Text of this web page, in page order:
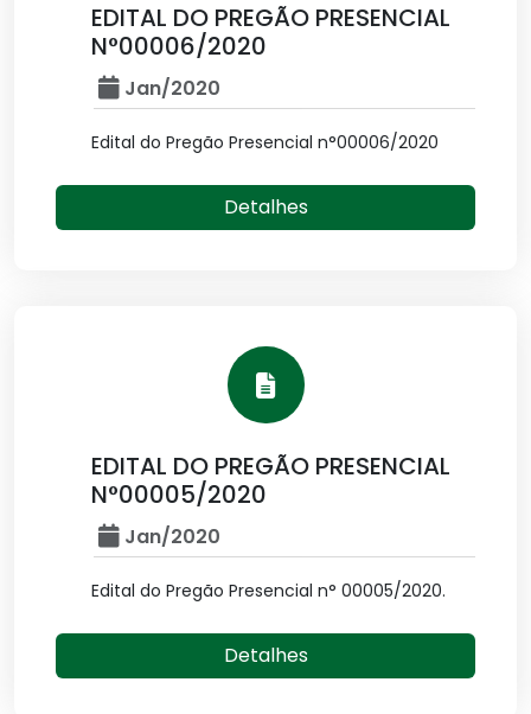
EDITAL DO PREGÃO PRESENCIAL
N°00006/2020
Jan/2020
Edital do Pregão Presencial n°00006/2020
Detalhes
EDITAL DO PREGÃO PRESENCIAL
N°00005/2020
Jan/2020
Edital do Pregão Presencial n° 00005/2020.
Detalhes